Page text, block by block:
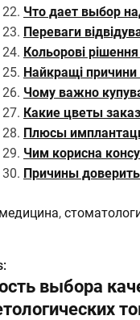
Что дает выбор
Переваги
Кольорові
Найкращі причини
Чому важно
Какие цветы
Плюсы
Чим корисна
Причины
медицина,
выбора